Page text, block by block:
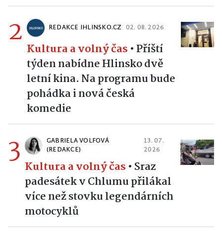
2 REDAKCE IHLINSKO.CZ 02. 08. 2026
Kultura a volný čas • Příští
týden nabídne Hlinsko dvě
letní kina. Na programu bude
pohádka i nová česká
komedie
3
GABRIELA VOLFOVÁ
(REDAKCE)
13. 07.
2026
Kultura a volný čas • Sraz
padesátek v Chlumu přilákal
více než stovku legendárních
motocyklů